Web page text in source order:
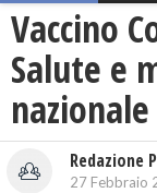
Vaccino
Salute e
Redazione
27 Febbraio